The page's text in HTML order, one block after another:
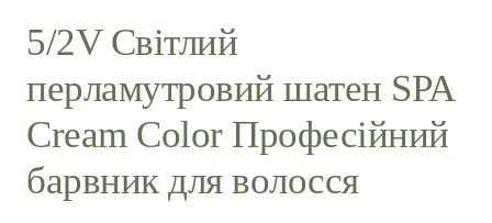
5/2V Світлий
перламутровий шатен SPA
Cream Color Професійний
барвник для волосся